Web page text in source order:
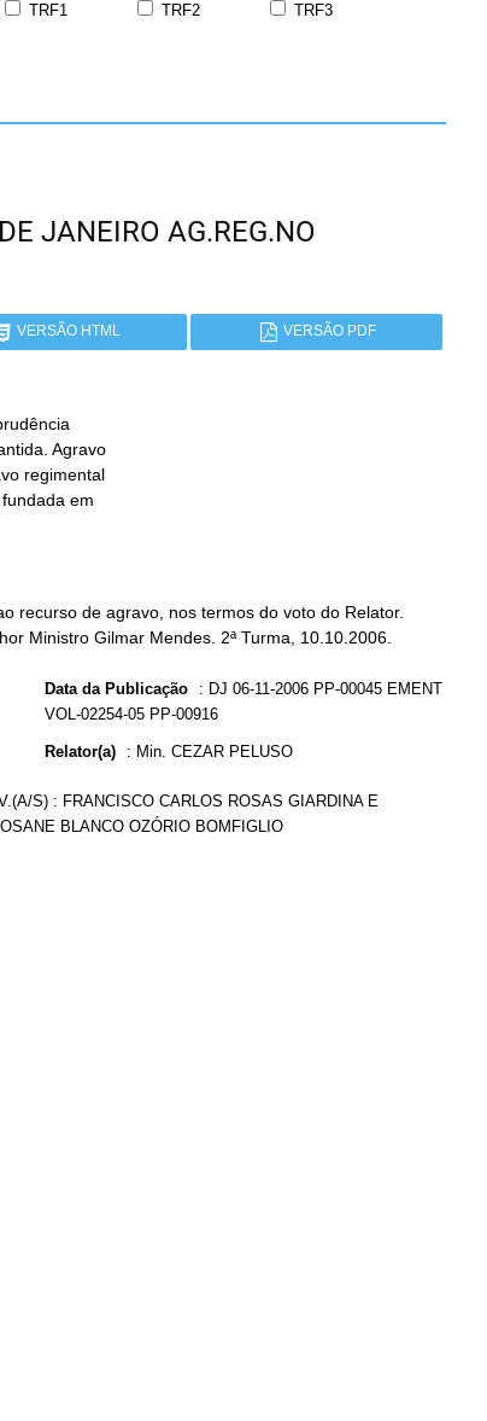
TRF1 TRF2
TRF3
JANEIRO AG.REG.NO
VERSÃO HTML VERSÃO PDF
recurso de agravo, nos termos do voto do Relator.
Ministro Gilmar Mendes. 2ª Turma, 10.10.2006.
Data da Publicação : DJ 06-11-2006 PP-00045 EMENT
VOL-02254-05 PP-00916
Relator(a) : Min. CEZAR PELUSO
S) : FRANCISCO CARLOS ROSAS GIARDINA E
BLANCO OZÓRIO BOMFIGLIO